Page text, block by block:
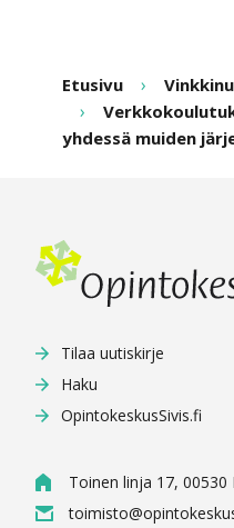
Etusivu
yhdessä muiden
Tilaa uutiskirje
Haku
OpintokeskusSivis.fi
Toinen linja 17, 00530